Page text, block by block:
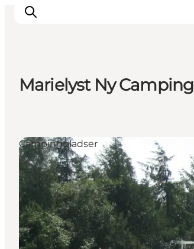
Oplevelser
Overnatning
Planlæg ferien
Marielyst Ny Camping
Campingpladser